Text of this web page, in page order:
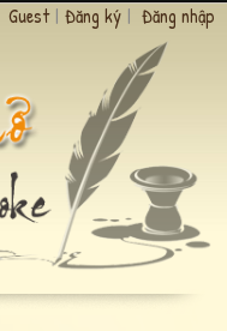
Guest | Đăng ký | Đăng nhập